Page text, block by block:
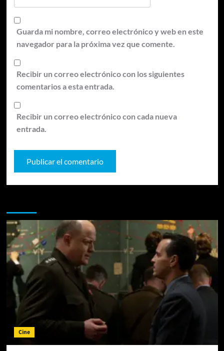
Guarda mi nombre, correo electrónico y web en este
navegador para la próxima vez que comente.
Recibir un correo electrónico con los siguientes
comentarios a esta entrada.
Recibir un correo electrónico con cada nueva
entrada.
Cine